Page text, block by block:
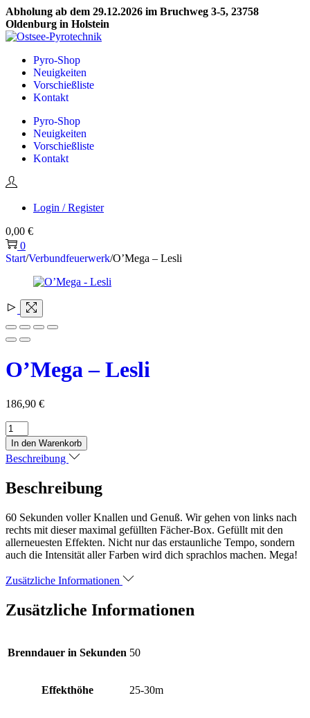
Abholung ab dem 29.12.2026 im Bruchweg 3-5, 23758
Oldenburg in Holstein
Skip
navigation
Skip
contentPyro-Shop
Neuigkeiten
Vorschießliste
Kontakt
Pyro-Shop
Neuigkeiten
Vorschießliste
Kontakt
Login / Register
0,00 €
0
Start/Verbundfeuerwerk/O’Mega – Lesli
O’Mega – Lesli
186,90 €
O’Mega
-
Lesli
Menge
In den Warenkorb
Beschreibung
Beschreibung
60 Sekunden voller Knallen und Genuß. Wir gehen von links nach
rechts mit dieser maximal gefüllten Fächer-Box. Gefüllt mit den
allerneuesten Effekten. Nicht nur das erstaunliche Tempo, sondern
auch die Intensität aller Farben wird dich sprachlos machen. Mega!
Zusätzliche Informationen
Zusätzliche Informationen
Brenndauer in Sekunden 50
Effekthöhe 25-30m